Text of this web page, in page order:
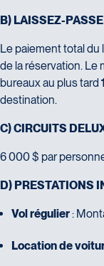
B) LAISSEZ-
Le paiement total
de la réservation. Le
bureaux au plus tard
destination.
C) CIRCUITS
6 000 $ par
D) PRESTATIONS
Vol régulier:
Location de